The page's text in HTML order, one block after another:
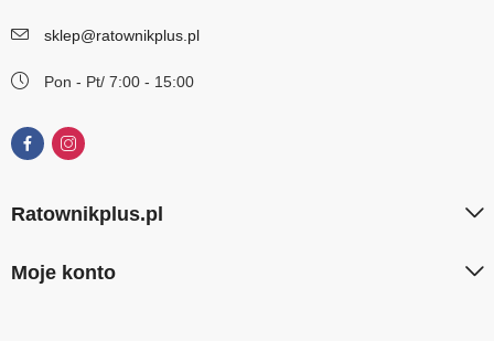
sklep@ratownikplus.pl
Pon - Pt/ 7:00 - 15:00
Ratownikplus.pl
Moje konto